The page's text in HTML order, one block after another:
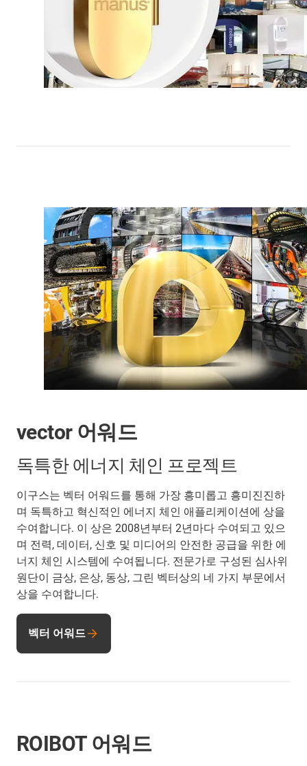
vector 어워드
독특한 에너지 체인 프로젝트
이구스는 벡터 어워드를 통해 가장 흥미롭고 흥미진진하
며 독특하고 혁신적인 에너지 체인 애플리케이션에 상을
수여합니다. 이 상은 2008년부터 2년마다 수여되고 있으
며 전력, 데이터, 신호 및 미디어의 안전한 공급을 위한 에
너지 체인 시스템에 수여됩니다. 전문가로 구성된 심사위
원단이 금상, 은상, 동상, 그린 벡터상의 네 가지 부문에서
상을 수여합니다.
벡터 어워드
ROIBOT 어워드